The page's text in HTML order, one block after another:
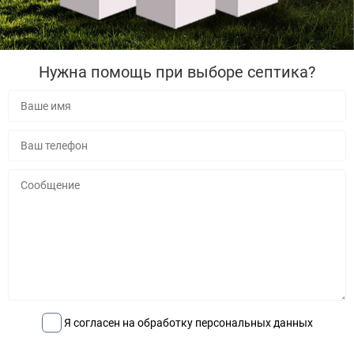
Нужна помощь при выборе септика?
Я согласен на обработку персональных данных